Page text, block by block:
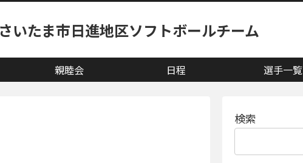
さいたま市日進地区ソフトボールチーム
親睦会 日程 選手一覧
検索